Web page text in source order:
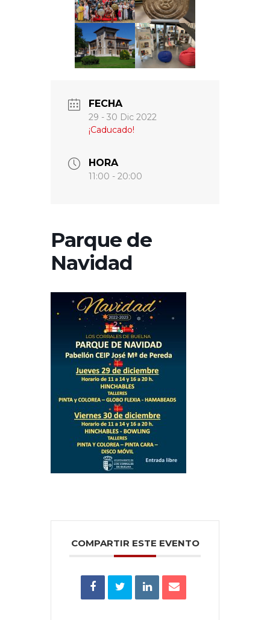
FECHA
29 - 30 Dic 2022
¡Caducado!
HORA
11:00 - 20:00
Parque de
Navidad
COMPARTIR ESTE EVENTO